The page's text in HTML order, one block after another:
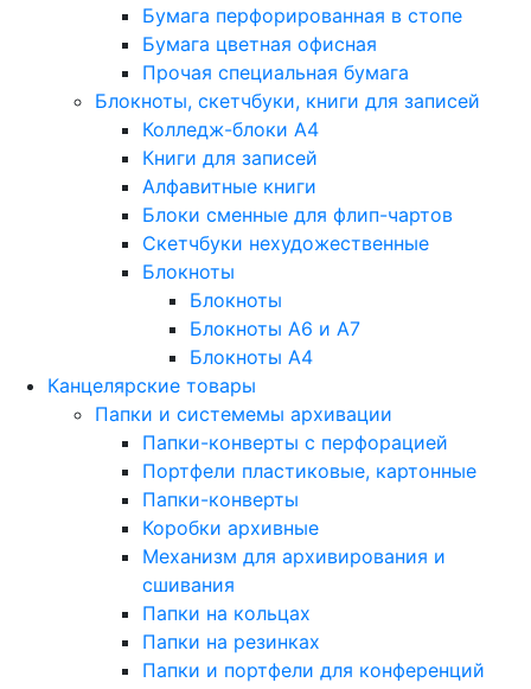
Бумага перфорированная в стопе
Бумага цветная офисная
Прочая специальная бумага
Блокноты, скетчбуки, книги для записей
Колледж-блоки А4
Книги для записей
Алфавитные книги
Блоки сменные для флип-чартов
Скетчбуки нехудожественные
Блокноты
Блокноты
Блокноты A6 и A7
Блокноты A4
Канцелярские товары
Папки и системемы архивации
Папки-конверты с перфорацией
Портфели пластиковые, картонные
Папки-конверты
Коробки архивные
Механизм для архивирования и
сшивания
Папки на кольцах
Папки на резинках
Папки и портфели для конференций